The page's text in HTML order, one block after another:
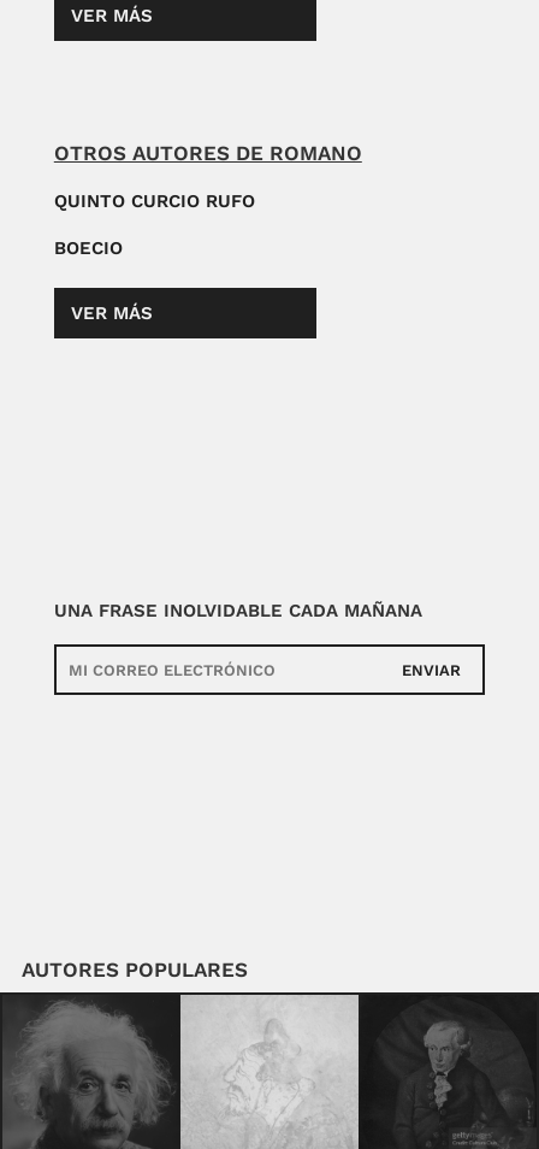
VER MÁS
OTROS AUTORES DE ROMANO
QUINTO CURCIO RUFO
BOECIO
VER MÁS
UNA FRASE INOLVIDABLE CADA MAÑANA
ENVIAR
AUTORES POPULARES